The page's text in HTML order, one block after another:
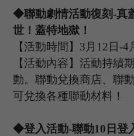
◆聯動劇情活動復刻-真
世！蓋特地獄！
【活動時間】 3月 12 日-4
【活動內容】活動持續
動。聯動兌換商店、聯
可兌換各種聯動材料！
◆登入活動-聯動10 日登